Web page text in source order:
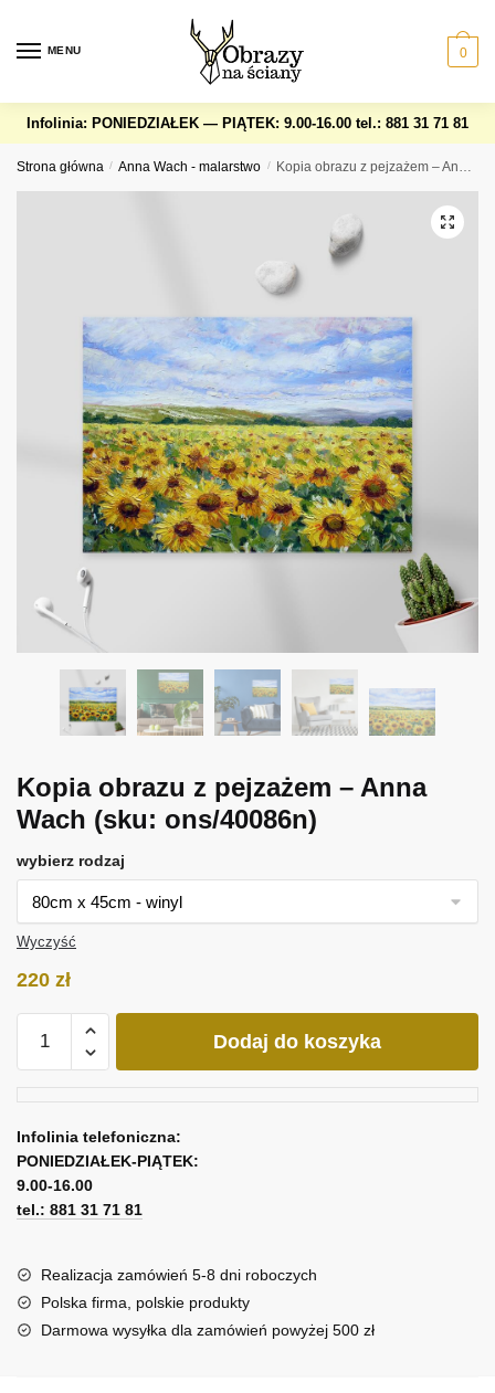
navigation
content
MENU 0
Infolinia: PONIEDZIAŁEK — PIĄTEK: 9.00-16.00 tel.: 881 31 71 81
Strona główna / Anna Wach - malarstwo / Kopia obrazu z pejzażem – Anna Wach
Kopia obrazu z pejzażem – Anna
Wach (sku: ons/40086n)
wybierz rodzaj
Wyczyść
220 zł
Kopia
pejzażem
-
Anna
Wach
Dodaj do koszyka
Infolinia telefoniczna:
PONIEDZIAŁEK-PIĄTEK:
9.00-16.00
tel.: 881 31 71 81
Realizacja zamówień 5-8 dni roboczych
Polska firma, polskie produkty
Darmowa wysyłka dla zamówień powyżej 500 zł